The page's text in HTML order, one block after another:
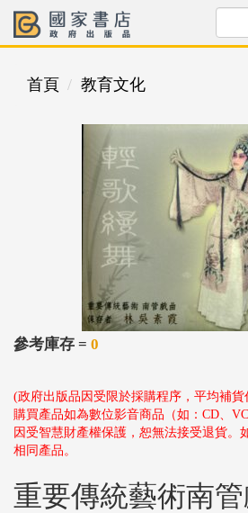
首頁 教育文化
參考庫存 = 0
(政府出版品因受限於採購程序，平均補貨
購買產品如為數位影音商品（如：CD、
因受智慧財產權保護，恕無法接受退貨。
相同產品。
重要傳統藝術南